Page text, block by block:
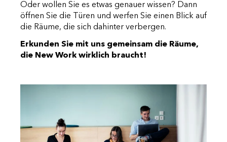
Oder wollen Sie es etwas genauer wissen? Dann
öffnen Sie die Türen und werfen Sie einen Blick auf
die Räume, die sich dahinter verbergen.
Erkunden Sie mit uns gemeinsam die Räume,
die New Work wirklich braucht!